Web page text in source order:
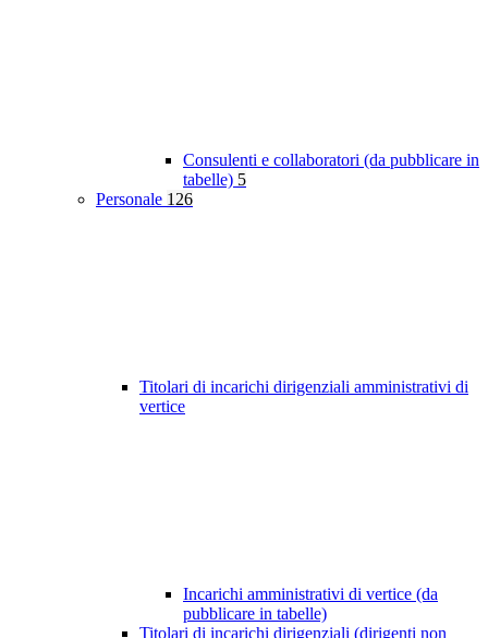
Consulenti e collaboratori (da pubblicare in
tabelle) 5
Personale 126
Titolari di incarichi dirigenziali amministrativi di
vertice
Incarichi amministrativi di vertice (da
pubblicare in tabelle)
Titolari di incarichi dirigenziali (dirigenti non